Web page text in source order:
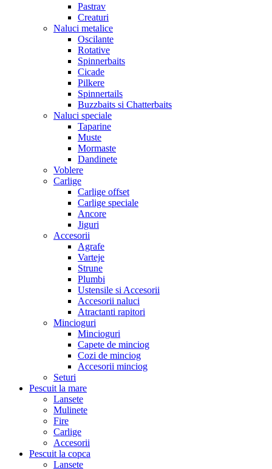
Pastrav
Creaturi
Naluci metalice
Oscilante
Rotative
Spinnerbaits
Cicade
Pilkere
Spinnertails
Buzzbaits si Chatterbaits
Naluci speciale
Taparine
Muste
Mormaste
Dandinete
Voblere
Carlige
Carlige offset
Carlige speciale
Ancore
Jiguri
Accesorii
Agrafe
Varteje
Strune
Plumbi
Ustensile si Accesorii
Accesorii naluci
Atractanti rapitori
Mincioguri
Mincioguri
Capete de minciog
Cozi de minciog
Accesorii minciog
Seturi
Pescuit la mare
Lansete
Mulinete
Fire
Carlige
Accesorii
Pescuit la copca
Lansete